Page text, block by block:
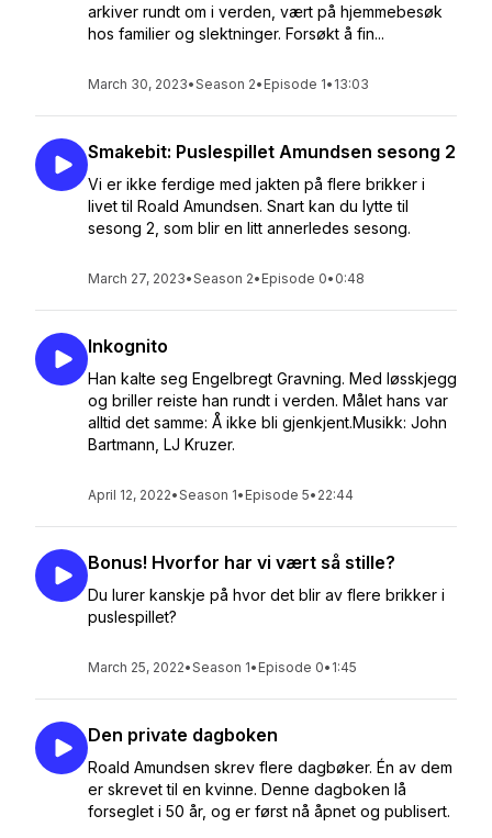
arkiver rundt om i verden, vært på hjemmebesøk
hos familier og slektninger. Forsøkt å fin...
March 30, 2023•Season 2• Episode 1• 13:03
Smakebit: Puslespillet Amundsen sesong 2
Vi er ikke ferdige med jakten på flere brikker i
livet til Roald Amundsen. Snart kan du lytte til
sesong 2, som blir en litt annerledes sesong.
March 27, 2023•Season 2• Episode 0• 0:48
Inkognito
Han kalte seg Engelbregt Gravning. Med løsskjegg
og briller reiste han rundt i verden. Målet hans var
alltid det samme: Å ikke bli gjenkjent.Musikk: John
Bartmann, LJ Kruzer.
April 12, 2022•Season 1• Episode 5• 22:44
Bonus! Hvorfor har vi vært så stille?
Du lurer kanskje på hvor det blir av flere brikker i
puslespillet?
March 25, 2022•Season 1• Episode 0• 1:45
Den private dagboken
Roald Amundsen skrev flere dagbøker. Én av dem
er skrevet til en kvinne. Denne dagboken lå
forseglet i 50 år, og er først nå åpnet og publisert.